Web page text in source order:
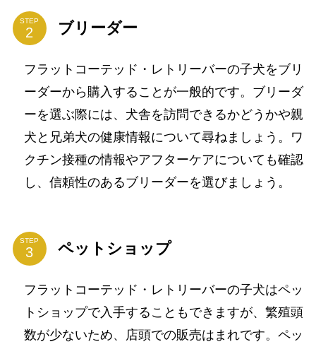
STEP ブリーダー
フラットコーテッド・レトリーバーの子犬をブリ
ーダーから購入することが一般的です。ブリーダ
ーを選ぶ際には、犬舎を訪問できるかどうかや親
犬と兄弟犬の健康情報について尋ねましょう。ワ
クチン接種の情報やアフターケアについても確認
し、信頼性のあるブリーダーを選びましょう。
STEP ペットショップ
フラットコーテッド・レトリーバーの子犬はペッ
トショップで入手することもできますが、繁殖頭
数が少ないため、店頭での販売はまれです。ペッ